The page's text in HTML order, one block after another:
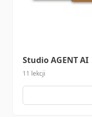
Studio AGENT AI
11 lekcji